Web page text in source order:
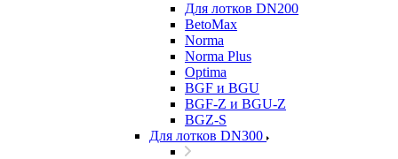
Для лотков DN200
BetoMax
Norma
Norma Plus
Optima
BGF и BGU
BGF-Z и BGU-Z
BGZ-S
Для лотков DN300